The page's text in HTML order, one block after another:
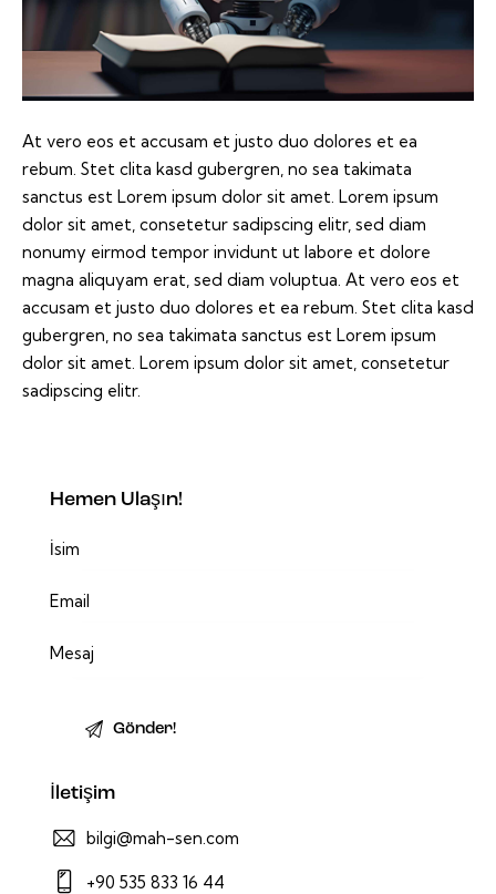
At vero eos et accusam et justo duo dolores et ea
rebum. Stet clita kasd gubergren, no sea takimata
sanctus est Lorem ipsum dolor sit amet. Lorem ipsum
dolor sit amet, consetetur sadipscing elitr, sed diam
nonumy eirmod tempor invidunt ut labore et dolore
magna aliquyam erat, sed diam voluptua. At vero eos et
accusam et justo duo dolores et ea rebum. Stet clita kasd
gubergren, no sea takimata sanctus est Lorem ipsum
dolor sit amet. Lorem ipsum dolor sit amet, consetetur
sadipscing elitr.
Hemen Ulaşın!
İletişim
bilgi@mah-sen.com
+90 535 833 16 44